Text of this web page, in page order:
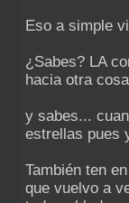
Eso a simple
¿Sabes? LA
hacia otra
y sabes...
estrellas pues
También ten
que vuelvo a